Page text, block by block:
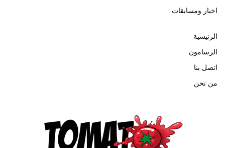
اخبار ومسابقات
الرئيسية
الرسامون
اتصل بنا
من نحن